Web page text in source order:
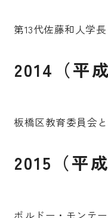
第13代佐藤和人学長
2014（平
板橋区教育委員会
2015（平
ボルドー・モンテ